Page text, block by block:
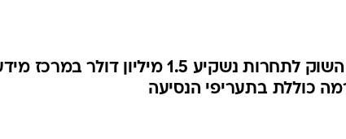
מנהל אגף השיווק: כחלק מפתיחת השוק לתחרות נשקיע 1.5 מיליון דולר במרכז
כוללת בתעריפי הנסיעה